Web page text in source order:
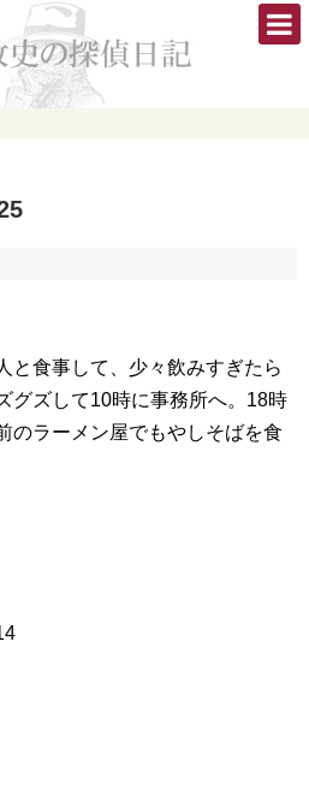
食事して、少々飲みすぎたら
グズして10時に事務所へ。18時
のラーメン屋でもやしそばを食